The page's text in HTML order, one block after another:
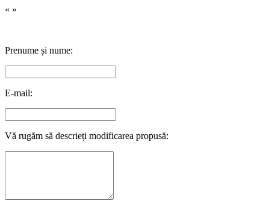
« »
Prenume și nume:
E-mail:
Vă rugăm să descrieți modificarea propusă: